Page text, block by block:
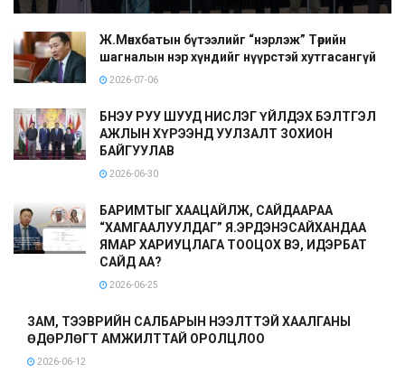
Ж.Мөнхбатын бүтээлийг “нэрлэж” Төрийн
шагналын нэр хүндийг нүүрстэй хутгасангүй
2026-07-06
БНЭУ РУУ ШУУД НИСЛЭГ ҮЙЛДЭХ БЭЛТГЭЛ
АЖЛЫН ХҮРЭЭНД УУЛЗАЛТ ЗОХИОН
БАЙГУУЛАВ
2026-06-30
БАРИМТЫГ ХААЦАЙЛЖ, САЙДААРАА
“ХАМГААЛУУЛДАГ” Я.ЭРДЭНЭСАЙХАНДАА
ЯМАР ХАРИУЦЛАГА ТООЦОХ ВЭ, ИДЭРБАТ
САЙД АА?
2026-06-25
ЗАМ, ТЭЭВРИЙН САЛБАРЫН НЭЭЛТТЭЙ ХААЛГАНЫ
ӨДӨРЛӨГТ АМЖИЛТТАЙ ОРОЛЦЛОО
2026-06-12